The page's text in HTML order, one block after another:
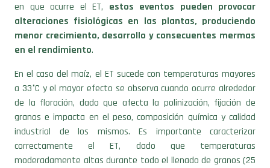
en que ocurre el ET, estos eventos pueden provocar
alteraciones fisiológicas en las plantas, produciendo
menor crecimiento, desarrollo y consecuentes mermas
en el rendimiento.
En el caso del maíz, el ET sucede con temperaturas mayores
a 33°C y el mayor efecto se observa cuando ocurre alrededor
de la floración, dado que afecta la polinización, fijación de
granos e impacta en el peso, composición química y calidad
industrial de los mismos. Es importante caracterizar
correctamente el ET, dado que temperaturas
moderadamente altas durante todo el llenado de granos (25